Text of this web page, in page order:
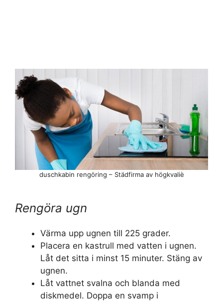
Rengöra ugn
Värma upp ugnen till 225 grader.
Placera en kastrull med vatten i ugnen.
Låt det sitta i minst 15 minuter. Stäng av
ugnen.
Låt vattnet svalna och blanda med
diskmedel. Doppa en svamp i
duschkabin rengöring – Städfirma av högkvaliè